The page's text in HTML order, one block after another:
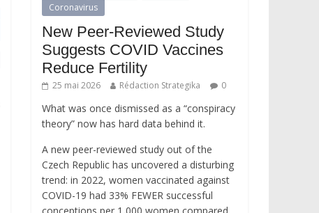
Coronavirus
New Peer-Reviewed Study
Suggests COVID Vaccines
Reduce Fertility
25 mai 2026 Rédaction Strategika 0
What was once dismissed as a “conspiracy
theory” now has hard data behind it.
A new peer-reviewed study out of the
Czech Republic has uncovered a disturbing
trend: in 2022, women vaccinated against
COVID-19 had 33% FEWER successful